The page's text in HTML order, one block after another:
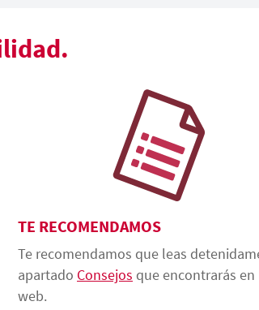
TE RECOMENDAMOS
Te recomendamos que leas
apartado Consejos que encontrarás en
web.